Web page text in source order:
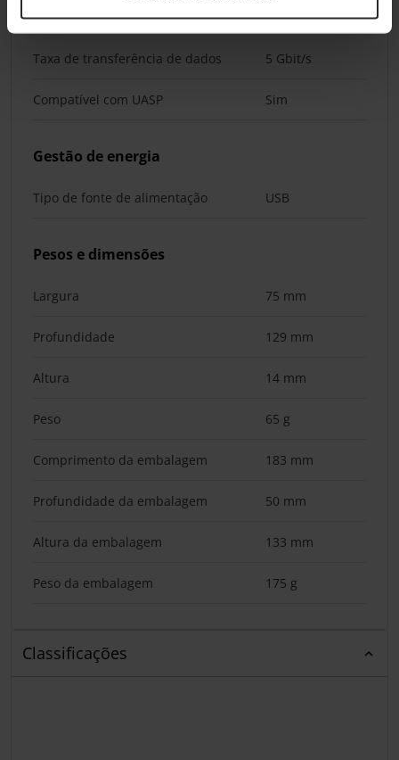
Desempenho
Taxa de transferência de dados 5 Gbit/s
Compatível com UASP Sim
Gestão de energia
Tipo de fonte de alimentação USB
Pesos e dimensões
Largura 75 mm
Profundidade 129 mm
Altura 14 mm
Peso 65 g
Comprimento da embalagem 183 mm
Profundidade da embalagem 50 mm
Altura da embalagem 133 mm
Peso da embalagem 175 g
Classificações